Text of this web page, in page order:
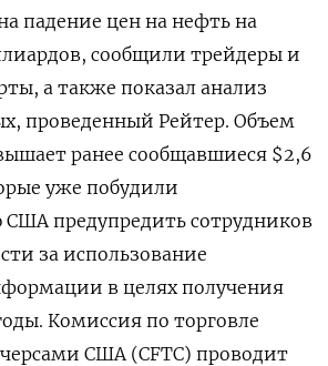
падение цен на нефть на
сообщили трейдеры ​и
​а ​также показал анализ
проведенный Рейтер. Объем
ранее сообщавшиеся $2,6
‌уже побудили
предупредить сотрудников
за использование
в целях получения
‌Комиссия по торговле
США (CFTC) проводит